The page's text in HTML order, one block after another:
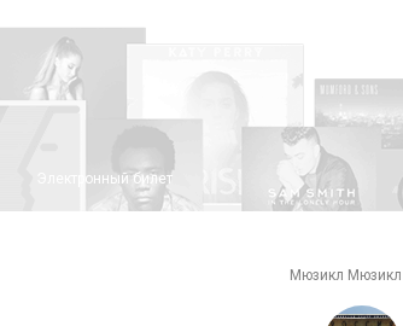
Электронный билет
мюзикл